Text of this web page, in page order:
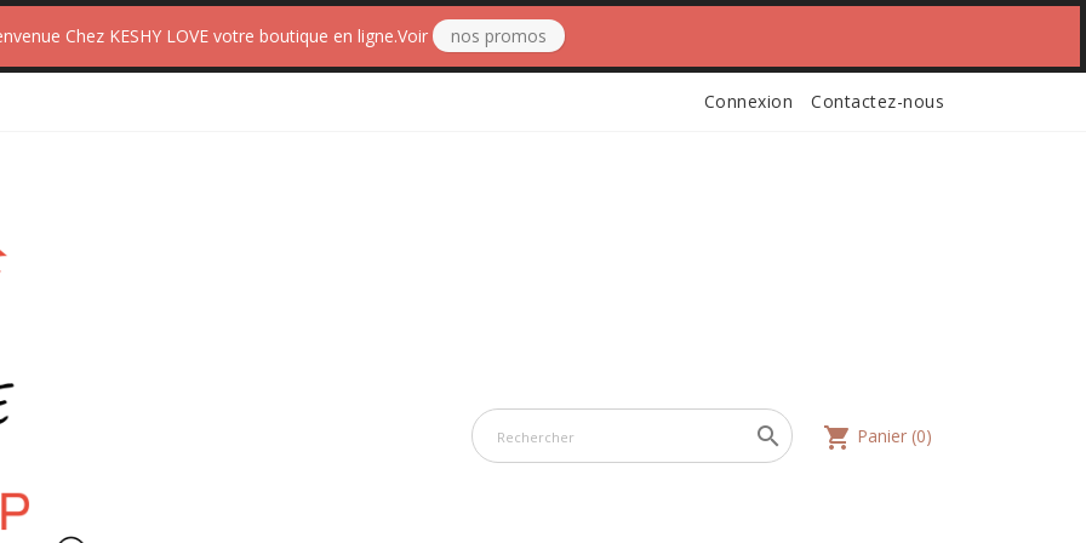
Chez KESHY LOVE votre boutique en ligne.Voir nos promos
Connexion Contactez-nous
shopping_cart Panier (0)
